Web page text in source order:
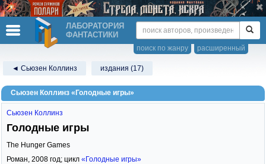
ЛАБОРАТОРИЯ
ФАНТАСТИКИ
расширенный
поиск по жанру
◄ Сьюзен Коллинз издания (17)
Сьюзен Коллинз «Голодные игры»
Сьюзен Коллинз
Голодные игры
The Hunger Games
Роман, 2008 год; цикл «Голодные игры»